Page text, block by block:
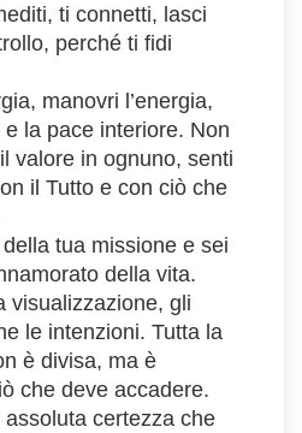
ti connetti, lasci
perché ti fidi
manovri l’energia,
la pace interiore. Non
valore in ognuno, senti
il Tutto e con ciò che
tua missione e sei
della vita.
visualizzazione, gli
le intenzioni. Tutta la
è divisa, ma è
che deve accadere.
certezza che